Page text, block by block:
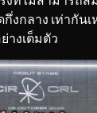
งกลาง เท่ากัน
างเต็มตัว